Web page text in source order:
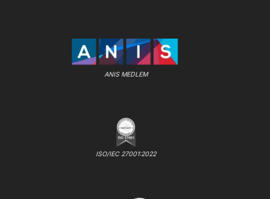
ANIS MEDLEM
ISO/IEC 27001:2022